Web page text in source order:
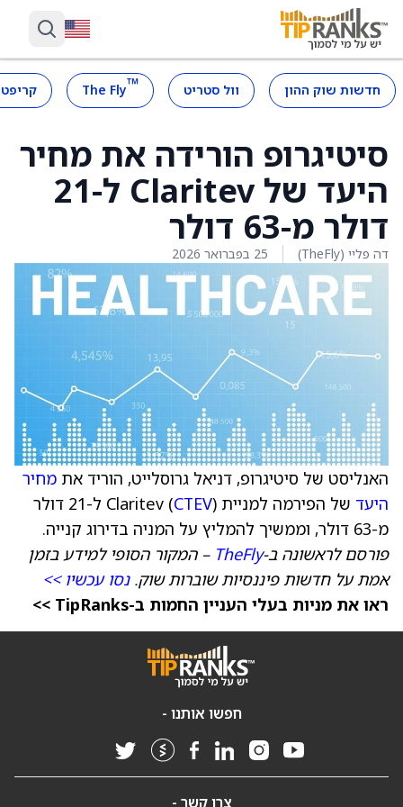
חדשות שוק ההון וול סטריט ™
The Fly
סיטיגרופ הורידה את מחיר
היעד של Claritev ל-21
דולר מ-63 דולר
דה פליי (TheFly) 25 בפברואר 2026
האנליסט של סיטיגרופ, דניאל גרוסלייט, הוריד את מחיר
היעד של הפירמה למניית Claritev ( CTEV
) ל-21 דולר
מ-63 דולר, וממשיך להמליץ על המניה בדירוג קנייה.
פורסם לראשונה ב-TheFly – המקור הסופי למידע בזמן
אמת על חדשות פיננסיות שוברות שוק.נסו עכשיו >>
ראו את מניות בעלי העניין החמות ב-TipRanks >>
חפשו אותנו -
צרו קשר -